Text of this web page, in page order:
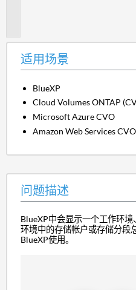
适用场景
BlueXP
Cloud Volumes ONTAP
Microsoft Azure CVO
Amazon Web Services CVO
问题描述
BlueXP中会显示一个工作环
环境中的存储帐户或存储分段
BlueXP使用。